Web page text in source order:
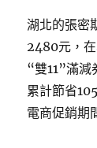
湖北的張密
2480元，
“雙11”滿減
累計節省
電商促銷期